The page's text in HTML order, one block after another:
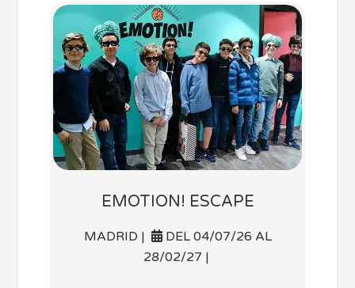
EMOTION! ESCAPE
MADRID |
DEL 04/07/26 AL
28/02/27 |